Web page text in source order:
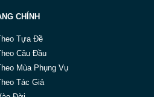
CHÍNH
Tựa Đề
Câu Đầu
Mùa Phụng Vụ
Tác Giả